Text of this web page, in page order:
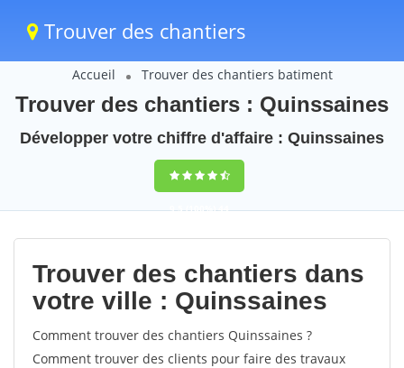
Trouver des chantiers
Accueil Trouver des chantiers batiment
Trouver des chantiers : Quinssaines
Développer votre chiffre d'affaire : Quinssaines
9,5(100%)44
votes
Trouver des chantiers dans
votre ville : Quinssaines
Comment trouver des chantiers Quinssaines ?
Comment trouver des clients pour faire des travaux